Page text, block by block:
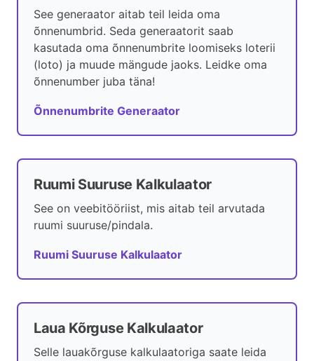
See generaator aitab teil leida oma
õnnenumbrid. Seda generaatorit saab
kasutada oma õnnenumbrite loomiseks loterii
(loto) ja muude mängude jaoks. Leidke oma
õnnenumber juba täna!
Õnnenumbrite Generaator
Ruumi Suuruse Kalkulaator
See on veebitööriist, mis aitab teil arvutada
ruumi suuruse/pindala.
Ruumi Suuruse Kalkulaator
Laua Kõrguse Kalkulaator
Selle lauakõrguse kalkulaatoriga saate leida